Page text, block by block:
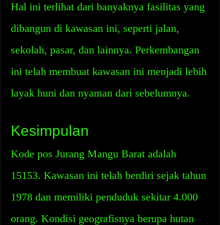
Hal ini terlihat dari banyaknya fasilitas yang
dibangun di kawasan ini, seperti jalan,
sekolah, pasar, dan lainnya. Perkembangan
ini telah membuat kawasan ini menjadi lebih
layak huni dan nyaman dari sebelumnya.
Kesimpulan
Kode pos Jurang Mangu Barat adalah
15153. Kawasan ini telah berdiri sejak tahun
1978 dan memiliki penduduk sekitar 4.000
orang. Kondisi geografisnya berupa hutan